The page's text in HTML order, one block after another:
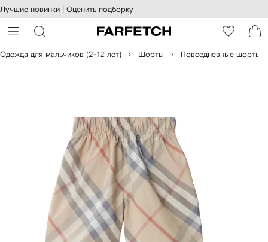
к
Лучшие новинки | Оценить подборку
Одежда для мальчиков (2-12 лет) Шорты Повседневные шорты